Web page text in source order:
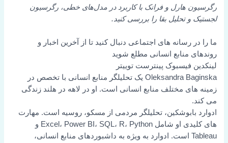
رگرسیون هارل و فرانک با کاربرد در مدل‌های خطی، رگرسیون
لجستیک و تحلیل بقا را بررسی کنید.
ما را در رسانه های اجتماعی دنبال کنید تا از آخرین اخبار و
روندهای منابع انسانی مطلع شوید
لینکدین فیسبوک پینترست توییتر
Oleksandra Baginska یک تحلیلگر منابع انسانی با تخصص در
زمینه های مختلف منابع انسانی است. او در لاهه در هلند زندگی
می کند.
ادوارد بابوشکین، تحلیلگر مردمی از مسکو، روسیه است. مهارت
های کلیدی او شامل Excel، Power BI، SQL، R، Python و
Tableau است. ادوارد به ویژه به داشبوردهای منابع انسانی،